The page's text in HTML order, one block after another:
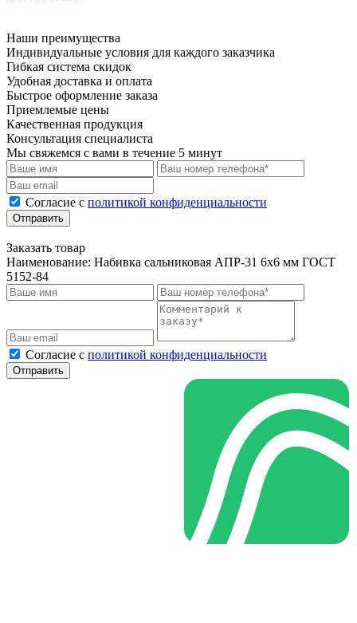
Наши преимущества
Индивидуальные условия для каждого заказчика
Гибкая система скидок
Удобная доставка и оплата
Быстрое оформление заказа
Приемлемые цены
Качественная продукция
Консультация специалиста
Мы свяжемся с вами в течение 5 минут
Cогласие с политикой конфиденциальности
Отправить
Заказать товар
Наименование: Набивка сальниковая АПР-31 6х6 мм ГОСТ
5152-84
Cогласие с политикой конфиденциальности
Отправить